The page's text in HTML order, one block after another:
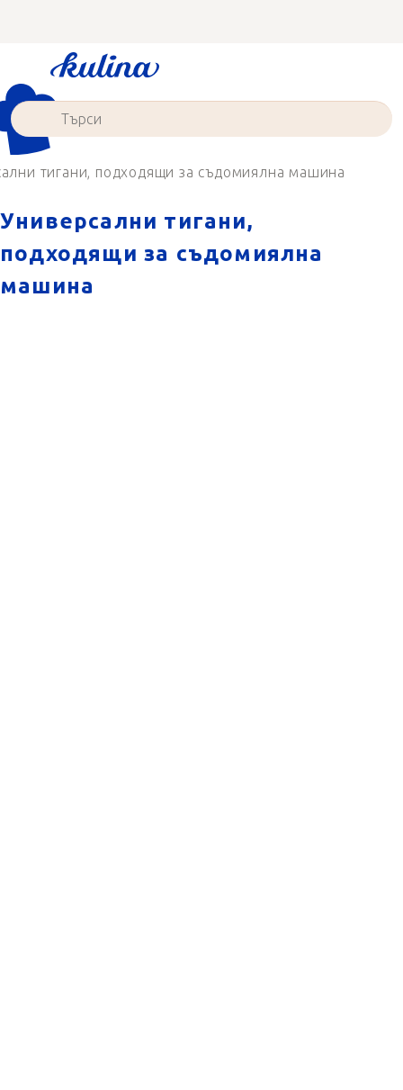
съдържанието
тигани, подходящи за съдомиялна машина
Универсални тигани,
подходящи за съдомиялна
машина